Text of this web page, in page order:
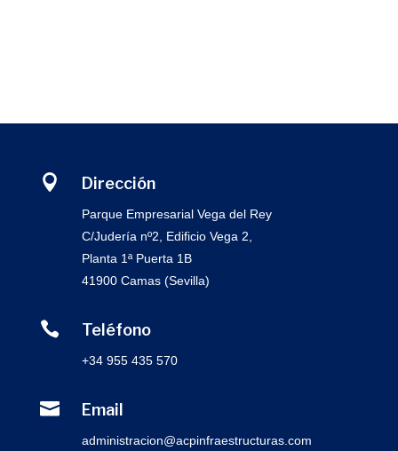
 Dirección
Parque Empresarial Vega del Rey
C/Judería nº2, Edificio Vega 2,
Planta 1ª Puerta 1B
41900 Camas (Sevilla)
 Teléfono
+34 955 435 570
 Email
administracion@acpinfraestructuras.com